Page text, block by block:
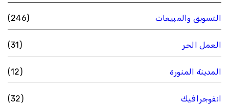
التسويق والمبيعات (246)
العمل الحر (31)
المدينة المنورة (12)
انفوجرافيك (32)